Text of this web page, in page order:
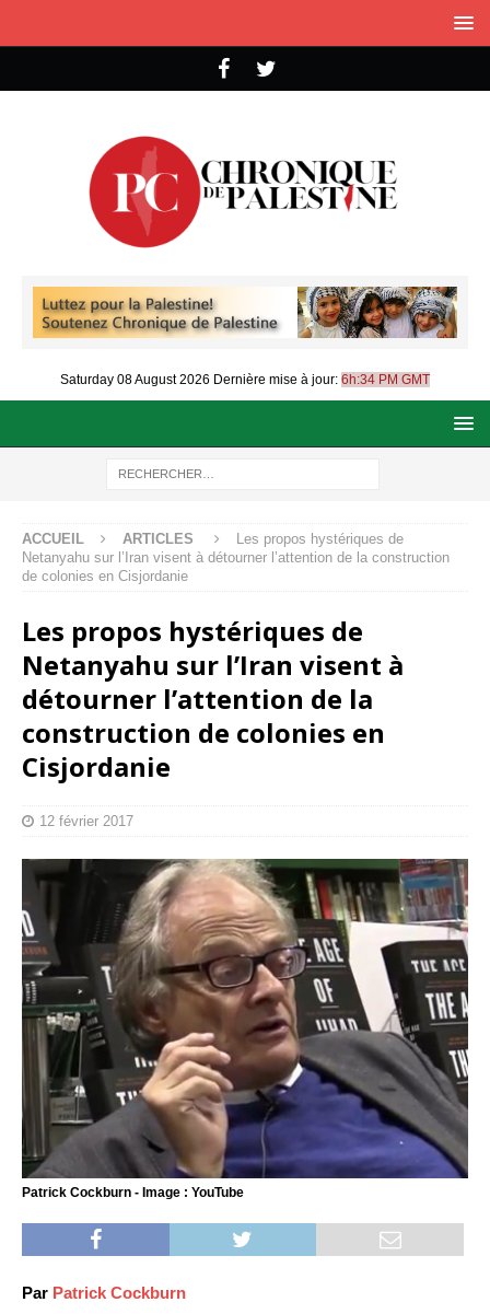
Saturday 08 August 2026 Dernière mise à jour: 6h:34 PM GMT
ACCUEIL ARTICLES
Les propos hystériques de
Netanyahu sur l’Iran visent à détourner l’attention de la construction
de colonies en Cisjordanie
Les propos hystériques de
Netanyahu sur l’Iran visent à
détourner l’attention de la
construction de colonies en
Cisjordanie
12 février 2017
Patrick Cockburn - Image : YouTube
Par Patrick Cockburn